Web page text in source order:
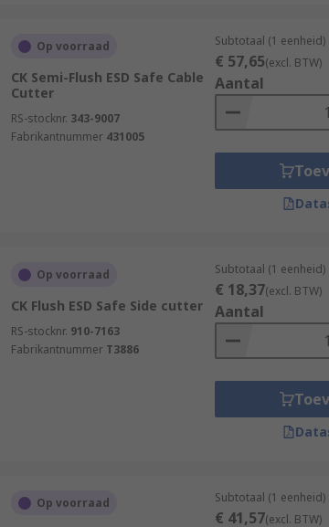
Op voorraad
CK Semi-Flush ESD Safe Cable
Cutter
RS-stocknr. 343-9007
Fabrikantnummer 431005
Subtotaal (1 eenheid)
€ 57,65(excl. BTW)
Aantal
Op voorraad
CK Flush ESD Safe Side cutter
RS-stocknr. 910-7163
Fabrikantnummer T3886
Subtotaal (1 eenheid)
€ 18,37(excl. BTW)
Aantal
Op voorraad Subtotaal (1 eenheid)
€ 41,57(excl. BTW)